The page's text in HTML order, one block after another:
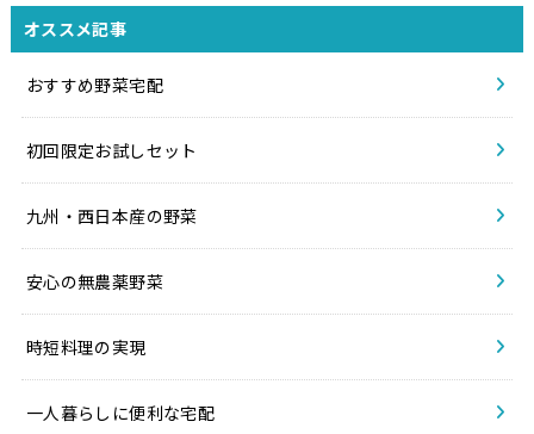
オススメ記事
おすすめ野菜宅配
初回限定お試しセット
九州・西日本産の野菜
安心の無農薬野菜
時短料理の実現
一人暮らしに便利な宅配